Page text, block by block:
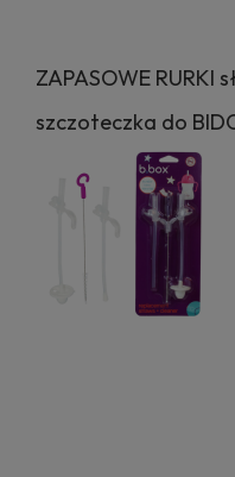
ZAPASOWE RURKI
szczoteczka do